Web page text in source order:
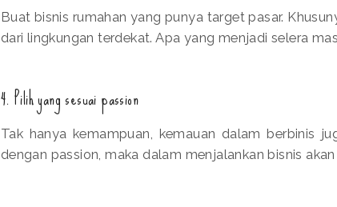
Buat bisnis rumahan yang punya target pasar.
dari lingkungan terdekat. Apa yang menjadi selera
4. Pilih yang sesuai passion
Tak hanya kemampuan, kemauan dalam berbinis
dengan passion, maka dalam menjalankan bisnis